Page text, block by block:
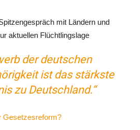
der deutschen
ist das stärkste
zu Deutschland.“
Gesetzesreform?